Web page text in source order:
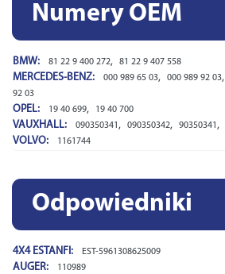
Numery OEM
BMW: 81 22 9 400 272, 81 22 9 407 558
MERCEDES-BENZ: 000 989 65 03, 000 989 92 03,
92 03
OPEL: 19 40 699, 19 40 700
VAUXHALL: 090350341 , 090350342, 90350341 ,
VOLVO: 1161744
Odpowiedniki
4X4 ESTANFI: EST-5961308625009
AUGER: 110989